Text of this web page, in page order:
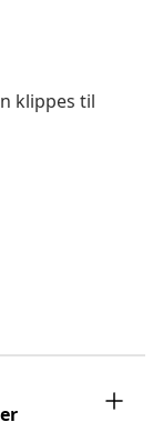
klippes til